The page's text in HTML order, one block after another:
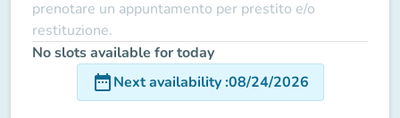
prenotare un appuntamento per prestito e/o
restituzione.
No slots available for today
date_rangeNext availability:08/24/2026